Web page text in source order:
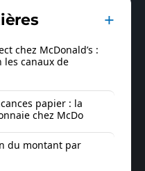
chez McDonald’s :
canaux de
papier : la
chez McDo
du montant par